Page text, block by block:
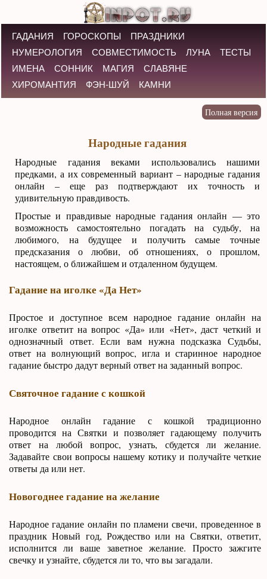
ГАДАНИЯ ГОРОСКОПЫ
ПРАЗДНИКИ
НУМЕРОЛОГИЯ
СОВМЕСТИМОСТЬ ЛУНА
ТЕСТЫ
ИМЕНА
СОННИК МАГИЯ
СЛАВЯНЕ
ХИРОМАНТИЯ
ФЭН-ШУЙ КАМНИ
Народные гадания
Народные гадания веками использовались нашими
предками, а их современный вариант – народные гадания
онлайн – еще раз подтверждают их точность и
удивительную правдивость.
Простые и правдивые народные гадания онлайн — это
возможность самостоятельно погадать на судьбу, на
любимого, на будущее и получить самые точные
предсказания о любви, об отношениях, о прошлом,
настоящем, о ближайшем и отдаленном будущем.
Гадание на иголке «Да Нет»
Простое и доступное всем народное гадание онлайн на
иголке ответит на вопрос «Да» или «Нет», даст четкий и
однозначный ответ. Если вам нужна подсказка Судьбы,
ответ на волнующий вопрос, игла и старинное народное
гадание быстро дадут верный ответ на заданный вопрос.
Святочное гадание с кошкой
Народное онлайн гадание с кошкой традиционно
проводится на Святки и позволяет гадающему получить
ответ на любой вопрос, узнать, сбудется ли желание.
Задавайте свои вопросы нашему котику и получайте четкие
ответы да или нет.
Новогоднее гадание на желание
Народное гадание онлайн по пламени свечи, проведенное в
праздник Новый год, Рождество или на Святки, ответит,
исполнится ли ваше заветное желание. Просто зажгите
свечку и узнайте, сбудется ли то, что вы загадали.